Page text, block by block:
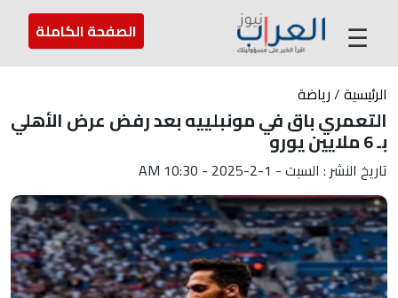
عن العراب ارسل لنا ☰ الصفحة الكاملة
الرئيسية/رياضة
التعمري باق في مونبلييه بعد رفض عرض الأهلي
بـ 6 ملايين يورو
تاريخ النشر : السبت - 1-2-2025 - 10:30 AM